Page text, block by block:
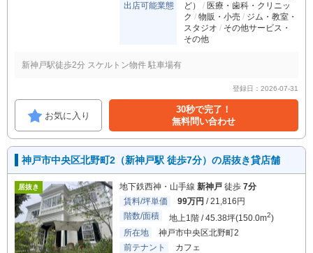
出店可能業態
ど）
医療・歯科・クリニッ
ク
物販・小売
ジム・教室・
スタジオ
その他サービス・
その他
新神戸駅徒歩2分 スケルトン物件 駐車場有
登録日：2026-07-31
お気に入り
30秒で完了！
無料問い合わせ
神戸市中央区北野町2（新神戸駅 徒歩7分）の居抜き貸店舗
居抜き 地下鉄西神・山手線 新神戸 徒歩 7分
賃料/坪単価
99万円 / 21,816円
階数/面積
地上1階 / 45.38坪(150.0m2)
所在地
神戸市中央区北野町2
前テナント
カフェ